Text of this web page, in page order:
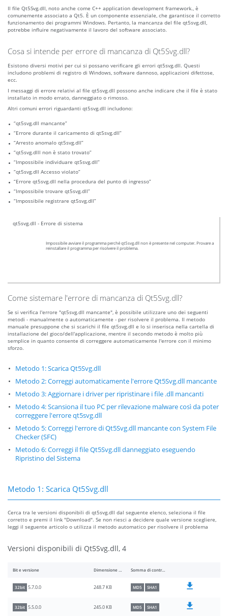
Il file Qt5Svg.dll, noto anche come C++ application development framework., è
comunemente associato a Qt5. È un componente essenziale, che garantisce il corretto
funzionamento dei programmi Windows. Pertanto, la mancanza del file qt5svg.dll,
potrebbe influire negativamente il lavoro del software associato.
Cosa si intende per errore di mancanza di Qt5Svg.dll?
Esistono diversi motivi per cui si possano verificare gli errori qt5svg.dll. Questi
includono problemi di registro di Windows, software dannoso, applicazioni difettose,
ecc.
I messaggi di errore relativi al file qt5svg.dll possono anche indicare che il file è stato
installato in modo errato, danneggiato o rimosso.
Altri comuni errori riguardanti qt5svg.dll includono:
“qt5svg.dll mancante”
“Errore durante il caricamento di qt5svg.dll”
“Arresto anomalo qt5svg.dll”
“qt5svg.dlll non è stato trovato”
“Impossibile individuare qt5svg.dll”
“qt5svg.dll Accesso violato”
“Errore qt5svg.dll nella procedura del punto di ingresso”
“Impossibile trovare qt5svg.dll”
“Impossibile registrare qt5svg.dll”
qt5svg.dll - Errore di sistema
Impossibile avviare il programma perché qt5svg.dll non è presente nel computer. Provare a
reinstallare il programma per risolvere il problema.
Come sistemare l'errore di mancanza di Qt5Svg.dll?
Se si verifica l'errore "qt5svg.dll mancante", è possibile utilizzare uno dei seguenti
metodi - manualmente o automaticamente - per risolvere il problema. Il metodo
manuale presuppone che si scarichi il file qt5svg.dll e lo si inserisca nella cartella di
installazione del gioco/dell'applicazione, mentre il secondo metodo è molto più
semplice in quanto consente di correggere automaticamente l'errore con il minimo
sforzo.
Metodo 1: Scarica Qt5Svg.dll
Metodo 2: Correggi automaticamente l'errore Qt5Svg.dll mancante
Metodo 3: Aggiornare i driver per ripristinare i file .dll mancanti
Metodo 4: Scansiona il tuo PC per rilevazione malware così da poter
correggere l'errore qt5svg.dll
Metodo 5: Correggi l'errore di Qt5Svg.dll mancante con System File
Checker (SFC)
Metodo 6: Correggi il file Qt5Svg.dll danneggiato eseguendo
Ripristino del Sistema
Metodo 1: Scarica Qt5Svg.dll
Cerca tra le versioni disponibili di qt5svg.dll dal seguente elenco, seleziona il file
corretto e premi il link "Download". Se non riesci a decidere quale versione scegliere,
leggi il seguente articolo o utilizza il metodo automatico per risolvere il problema
Versioni disponibili di Qt5Svg.dll, 4
Bit e versione Dimensione del file Somma di controllo
32bit 5.7.0.0 248.7 KB MD5 SHA1
32bit 5.5.0.0 245.0 KB MD5 SHA1